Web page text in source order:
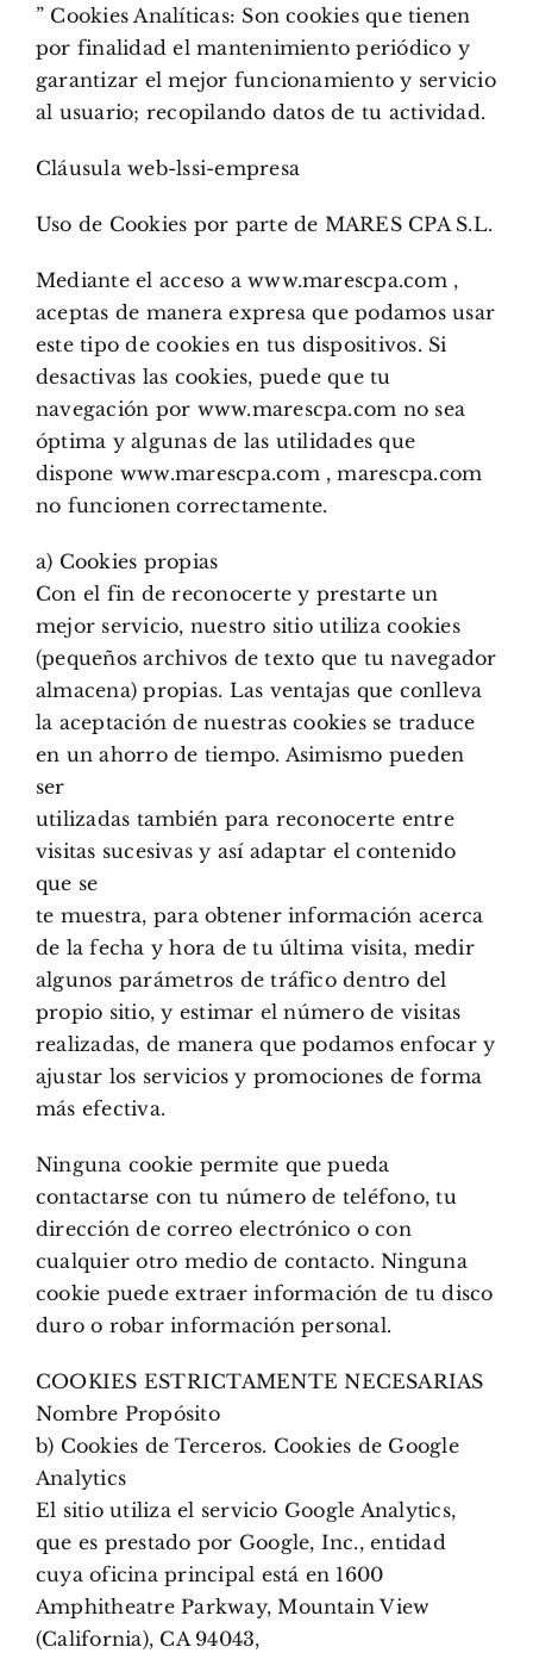
” Cookies Analíticas: Son cookies que tienen
por finalidad el mantenimiento periódico y
garantizar el mejor funcionamiento y servicio
al usuario; recopilando datos de tu actividad.
Cláusula web-lssi-empresa
Uso de Cookies por parte de MARES CPA S.L.
Mediante el acceso a www.marescpa.com ,
aceptas de manera expresa que podamos usar
este tipo de cookies en tus dispositivos. Si
desactivas las cookies, puede que tu
navegación por www.marescpa.com no sea
óptima y algunas de las utilidades que
dispone www.marescpa.com , marescpa.com
no funcionen correctamente.
a) Cookies propias
Con el fin de reconocerte y prestarte un
mejor servicio, nuestro sitio utiliza cookies
(pequeños archivos de texto que tu navegador
almacena) propias. Las ventajas que conlleva
la aceptación de nuestras cookies se traduce
en un ahorro de tiempo. Asimismo pueden
ser
utilizadas también para reconocerte entre
visitas sucesivas y así adaptar el contenido
que se
te muestra, para obtener información acerca
de la fecha y hora de tu última visita, medir
algunos parámetros de tráfico dentro del
propio sitio, y estimar el número de visitas
realizadas, de manera que podamos enfocar y
ajustar los servicios y promociones de forma
más efectiva.
Ninguna cookie permite que pueda
contactarse con tu número de teléfono, tu
dirección de correo electrónico o con
cualquier otro medio de contacto. Ninguna
cookie puede extraer información de tu disco
duro o robar información personal.
COOKIES ESTRICTAMENTE NECESARIAS
Nombre Propósito
b) Cookies de Terceros. Cookies de Google
Analytics
El sitio utiliza el servicio Google Analytics,
que es prestado por Google, Inc., entidad
cuya oficina principal está en 1600
Amphitheatre Parkway, Mountain View
(California), CA 94043,